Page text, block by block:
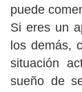
puede
Si eres un
los demás,
situación
sueño de